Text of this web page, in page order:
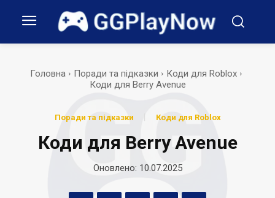
Головна Поради та підказки
Коди для Roblox
Коди для Berry Avenue
Поради та підказки Коди для Roblox
Коди для Berry Avenue
Оновлено: 10.07.2025